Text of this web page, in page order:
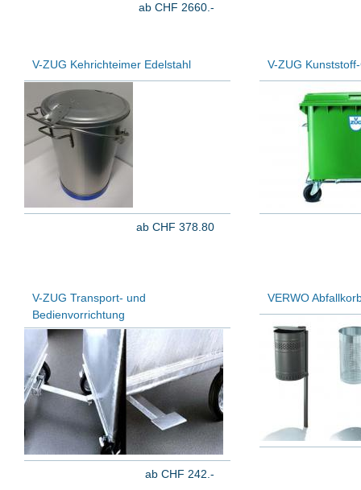
ab CHF 2660.-
V-ZUG Kehrichteimer Edelstahl
ab CHF 378.80
V-ZUG
V-ZUG Transport- und
Bedienvorrichtung
ab CHF 242.-
VERWO